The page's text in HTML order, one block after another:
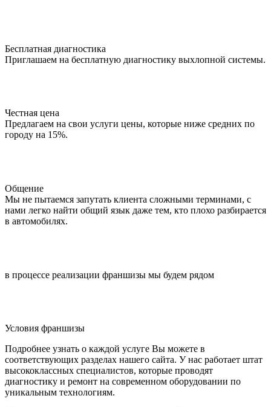
Бесплатная диагностика
Приглашаем на бесплатную диагностику выхлопной системы.
Честная цена
Предлагаем на свои услуги цены, которые ниже средних по
городу на 15%.
Общение
Мы не пытаемся запутать клиента сложными терминами, с
нами легко найти общий язык даже тем, кто плохо разбирается
в автомобилях.
в процессе реализации франшизы мы будем рядом
Условия франшизы
Подробнее узнать о каждой услуге Вы можете в
соответствующих разделах нашего сайта. У нас работает штат
высококлассных специалистов, которые проводят
диагностику и ремонт на современном оборудовании по
уникальным технологиям.